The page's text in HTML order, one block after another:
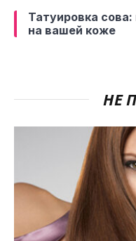
Татуировка
на вашей коже
НЕ